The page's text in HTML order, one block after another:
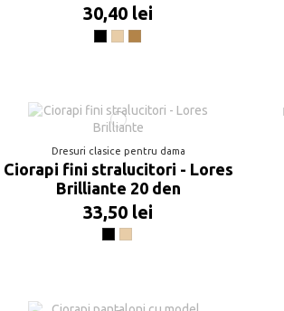
30,40 lei
NegruVisoneBeige
Dresuri clasice pentru dama
Ciorapi fini stralucitori - Lores
Brilliante 20 den
33,50 lei
NegruVisone